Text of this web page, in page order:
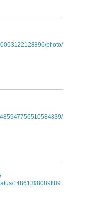
photo/
14861398089889